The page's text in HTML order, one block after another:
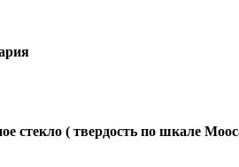
стекло ( твердость по шкале